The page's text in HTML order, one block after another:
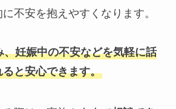
不安を抱えやすくなります。
、妊娠中の不安などを気軽に話
と安心できます。